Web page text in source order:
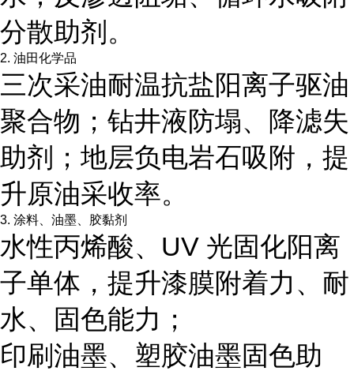
分散助剂。
2. 油田化学品
三次采油耐温抗盐阳离子驱油
聚合物；钻井液防塌、降滤失
助剂；地层负电岩石吸附，提
升原油采收率。
3. 涂料、油墨、胶黏剂
水性丙烯酸、UV 光固化阳离
子单体，提升漆膜附着力、耐
水、固色能力；
印刷油墨、塑胶油墨固色助